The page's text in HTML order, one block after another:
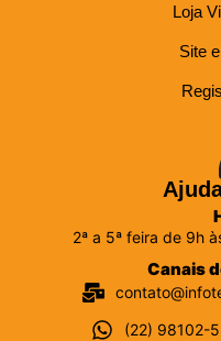
Loja
Site
2ª a 5ª feira de 9h
Canais
(22) 98102-